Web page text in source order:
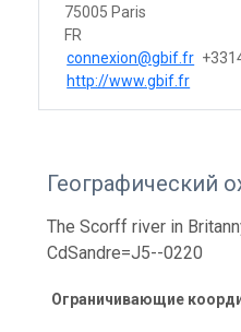
75005 Paris
FR
connexion@gbif.fr
http://www.gbif.fr
Географический
The Scorff river in
CdSandre=J5--0220
Ограничивающие